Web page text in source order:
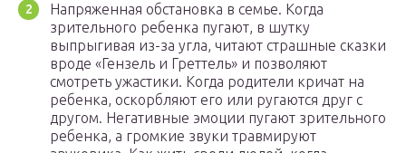
Напряженная обстановка в семье. Когда
зрительного ребенка пугают, в шутку
выпрыгивая из-за угла, читают страшные сказки
вроде «Гензель и Греттель» и позволяют
смотреть ужастики. Когда родители кричат на
ребенка, оскорбляют его или ругаются друг с
другом. Негативные эмоции пугают зрительного
ребенка, а громкие звуки травмируют